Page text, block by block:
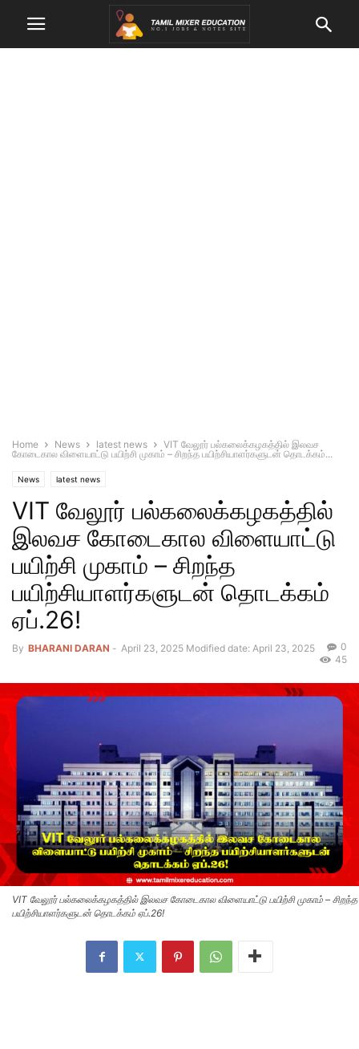
Home News latest news
VIT வேலூர் பல்கலைக்கழகத்தில் இலவச
கோடைகால விளையாட்டு பயிற்சி முகாம் – சிறந்த பயிற்சியாளர்களுடன் தொடக்கம்...
News latest news
VIT வேலூர் பல்கலைக்கழகத்தில்
இலவச கோடைகால விளையாட்டு
பயிற்சி முகாம் – சிறந்த
பயிற்சியாளர்களுடன் தொடக்கம்
ஏப்.26!
By BHARANI DARAN - April 23, 2025 Modified date: April 23, 2025
0
45
VIT வேலூர் பல்கலைக்கழகத்தில் இலவச கோடைகால விளையாட்டு பயிற்சி முகாம் – சிறந்த
பயிற்சியாளர்களுடன் தொடக்கம் ஏப்.26!